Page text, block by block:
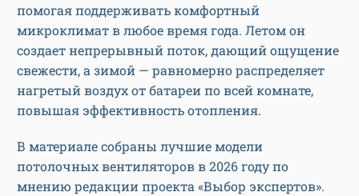
помогая поддерживать комфортный
микроклимат в любое время года. Летом он
создает непрерывный поток, дающий ощущение
свежести, а зимой — равномерно распределяет
нагретый воздух от батареи по всей комнате,
повышая эффективность отопления.
В материале собраны лучшие модели
потолочных вентиляторов в 2026 году по
мнению редакции проекта «Выбор экспертов».